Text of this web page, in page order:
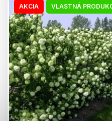
AKCIA VLASTNÁ